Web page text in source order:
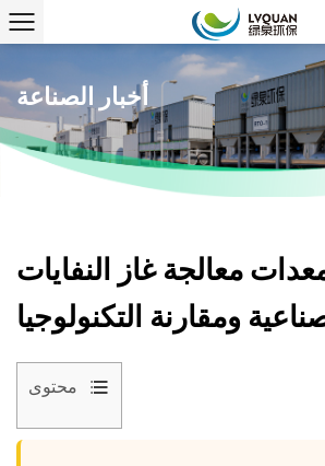
أخبار الصناعة
معالجة غاز النفايات
ومقارنة التكنولوجيا
محتوى
1